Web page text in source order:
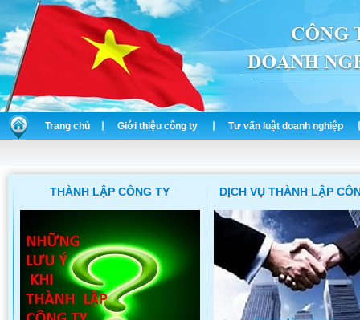
Trang chủ Giới thiệu công ty Tư vấn luật doanh nghiệp
THÀNH LẬP CÔNG TY DỊCH VỤ THÀNH LẬP